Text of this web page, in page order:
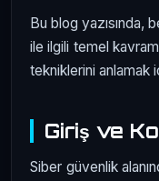
Bu blog yazısında,
ile ilgili temel
tekniklerini anlamak
Giriş ve
Siber güvenlik